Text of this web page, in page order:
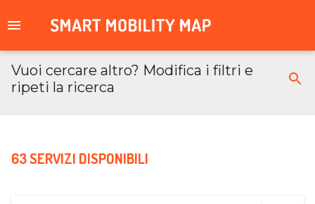
Vuoi cercare altro? Modifica i filtri e
ripeti la ricerca
63 SERVIZI DISPONIBILI